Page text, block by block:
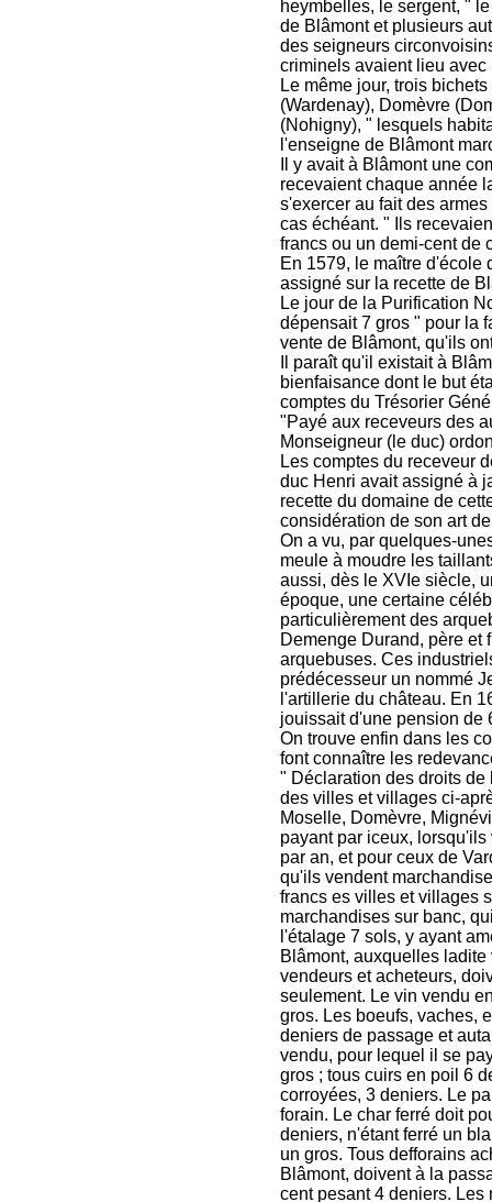
heymbelles, le sergent, "
de Blâmont et plusieurs
des seigneurs
criminels avaient lieu
Le même jour, trois
(Wardenay), Domèvre
(Nohigny), " lesquels
l'enseigne de Blâmont
Il y avait à Blâmont une
recevaient chaque année
s'exercer au fait des
cas échéant. " Ils
francs ou un demi-cent de
En 1579, le maître d'école
assigné sur la recette de
Le jour de la Purification
dépensait 7 gros " pour la
vente de Blâmont, qu'ils
Il paraît qu'il existait à
bienfaisance dont le but
comptes du Trésorier
"Payé aux receveurs des
Monseigneur (le duc)
Les comptes du receveur
duc Henri avait assigné à
recette du domaine de
considération de son art
On a vu, par quelques-
meule à moudre les
aussi, dès le XVIe siècle,
époque, une certaine
particulièrement des
Demenge Durand, père et
arquebuses. Ces
prédécesseur un nommé
l'artillerie du château. En
jouissait d'une pension de
On trouve enfin dans les
font connaître les
" Déclaration des droits
des villes et villages ci-
Moselle, Domèvre,
payant par iceux,
par an, et pour ceux de
qu'ils vendent
francs es villes et villages
marchandises sur banc,
l'étalage 7 sols, y ayant
Blâmont, auxquelles
vendeurs et acheteurs,
seulement. Le vin vendu
gros. Les boeufs, vaches,
deniers de passage et
vendu, pour lequel il se
gros ; tous cuirs en poil 6
corroyées, 3 deniers. Le
forain. Le char ferré doit
deniers, n'étant ferré un
un gros. Tous defforains
Blâmont, doivent à la
cent pesant 4 deniers. Les